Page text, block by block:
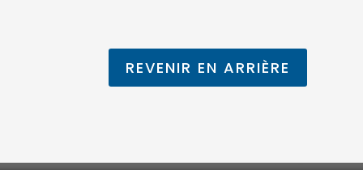
REVENIR EN ARRIÈRE